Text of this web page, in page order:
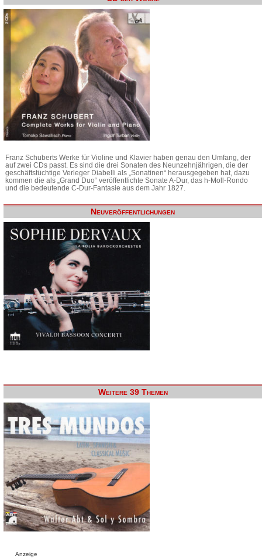
Franz Schuberts Werke für Violine und Klavier haben genau den Umfang, der
auf zwei CDs passt. Es sind die drei Sonaten des Neunzehnjährigen, die der
geschäftstüchtige Verleger Diabelli als „Sonatinen“ herausgegeben hat, dazu
kommen die als „Grand Duo“ veröffentlichte Sonate A-Dur, das h-Moll-Rondo
und die bedeutende C-Dur-Fantasie aus dem Jahr 1827.
Neuveröffentlichungen
Weitere 39 Themen
Anzeige